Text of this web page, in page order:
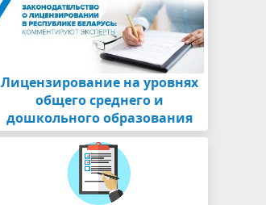
Лицензирование на уровнях
общего среднего и
дошкольного образования